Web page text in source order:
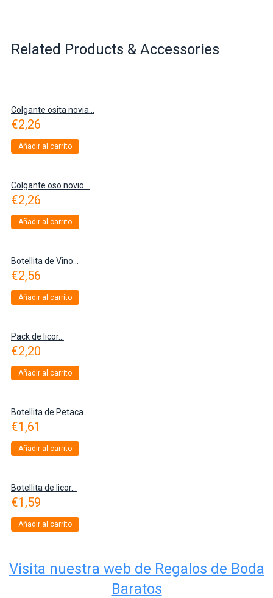
Related Products & Accessories
Colgante osita novia...
€2,26
Añadir al carrito
Colgante oso novio...
€2,26
Añadir al carrito
Botellita de Vino...
€2,56
Añadir al carrito
Pack de licor...
€2,20
Añadir al carrito
Botellita de Petaca...
€1,61
Añadir al carrito
Botellita de licor...
€1,59
Añadir al carrito
Visita nuestra web de Regalos de Boda
Baratos